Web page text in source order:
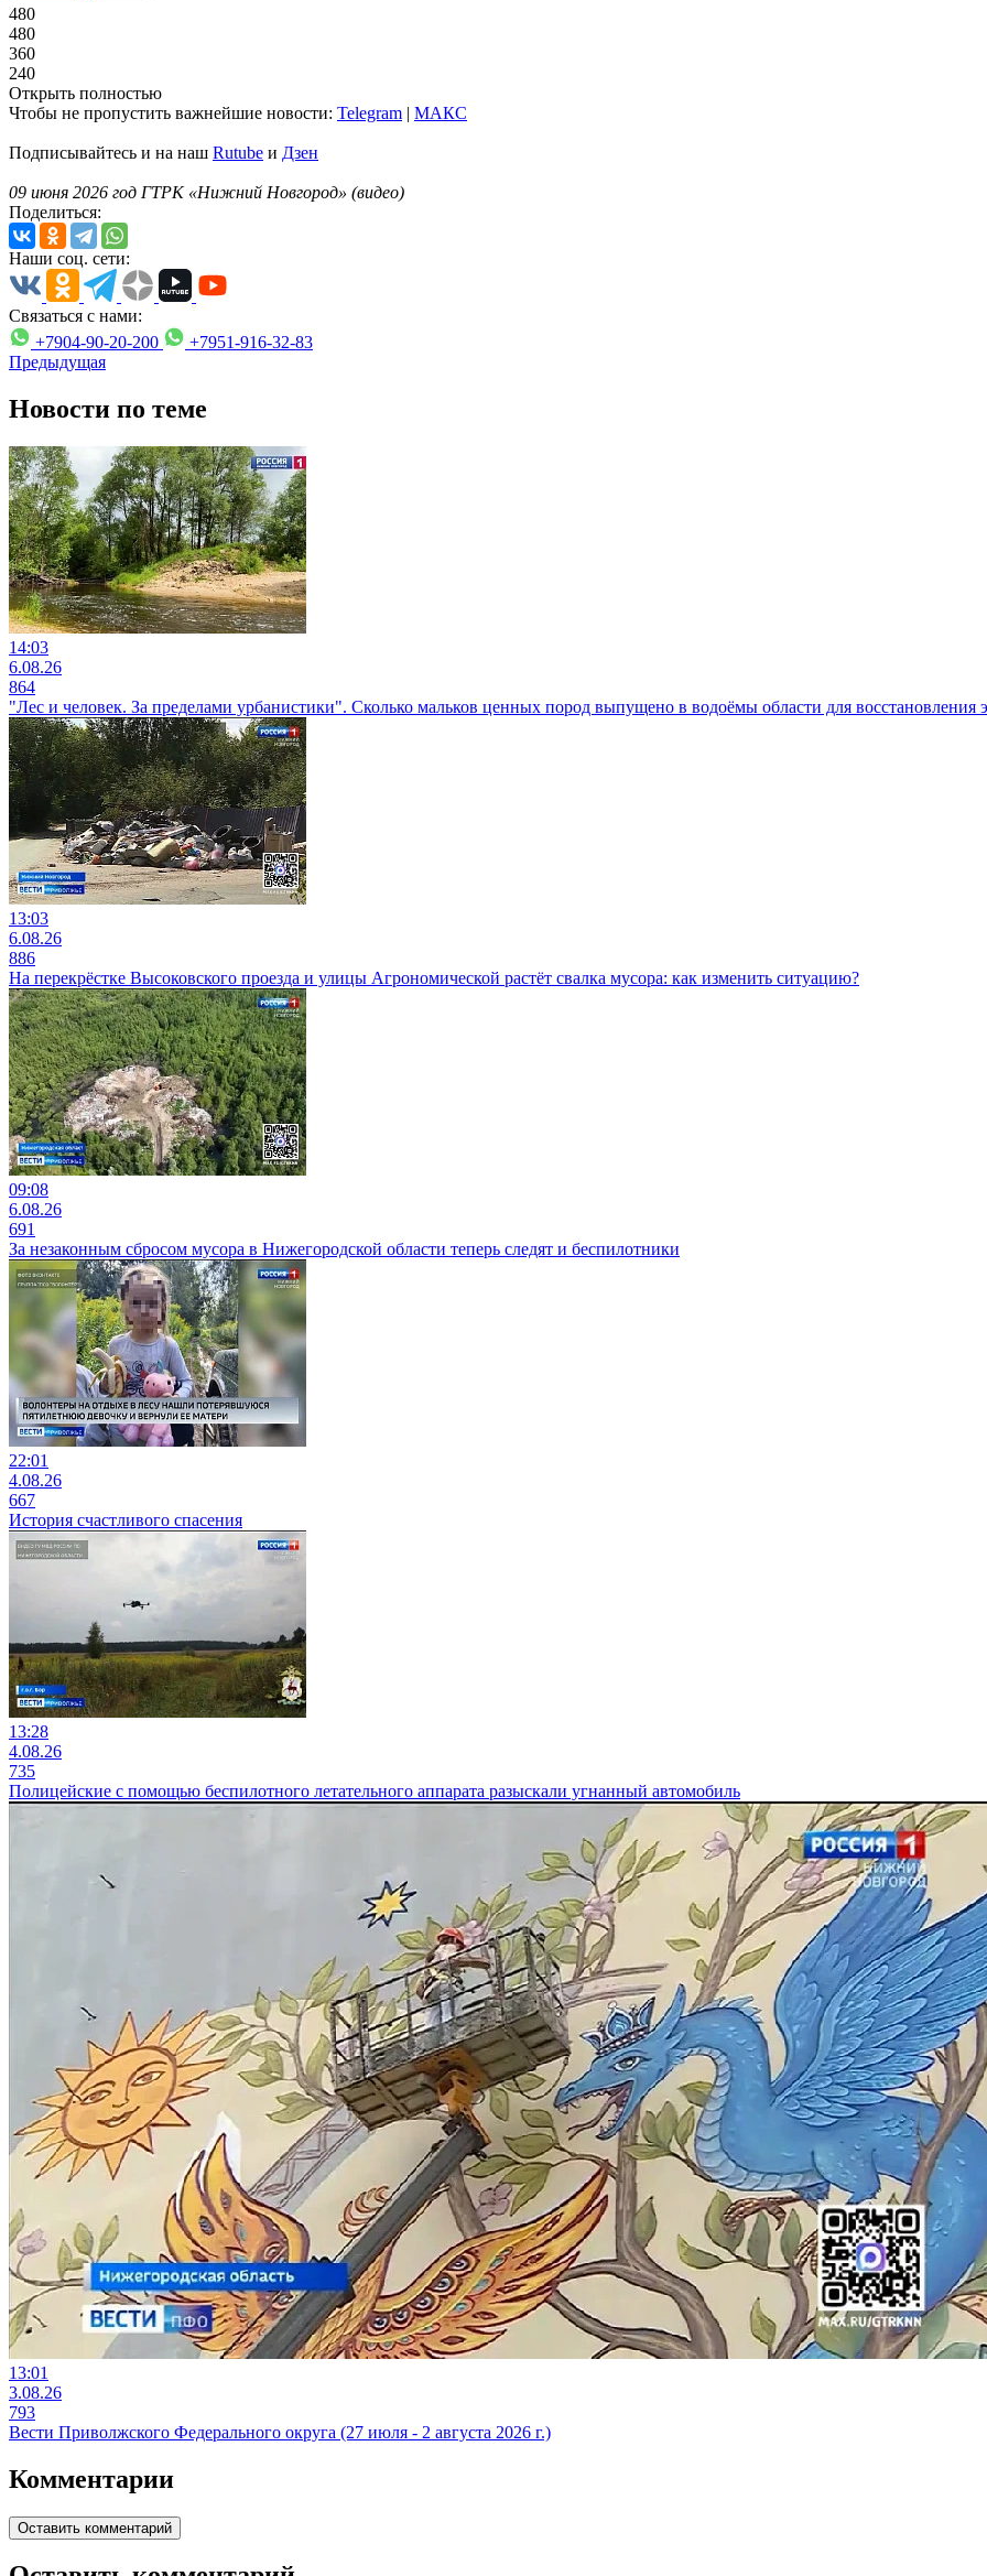
480
480
360
240
Открыть полностью
Чтобы не пропустить важнейшие новости: Telegram | MAКС
Подписывайтесь и на наш Rutube и Дзен
09 июня 2026 год ГТРК «Нижний Новгород» (видео)
Поделиться:
Наши соц. сети:
Связаться с нами:
+7904-90-20-200
+7951-916-32-83
Предыдущая
Новости по теме
14:03
6.08.26
864
"Лес и человек. За пределами урбанистики". Сколько мальков ценных пород выпущено в водоёмы области для восстановления
13:03
6.08.26
886
На перекрёстке Высоковского проезда и улицы Агрономической растёт свалка мусора: как изменить ситуацию?
09:08
6.08.26
691
За незаконным сбросом мусора в Нижегородской области теперь следят и беспилотники
22:01
4.08.26
667
История счастливого спасения
13:28
4.08.26
735
Полицейские с помощью беспилотного летательного аппарата разыскали угнанный автомобиль
13:01
3.08.26
793
Вести Приволжского Федерального округа (27 июля - 2 августа 2026 г.)
Комментарии
Оставить комментарий